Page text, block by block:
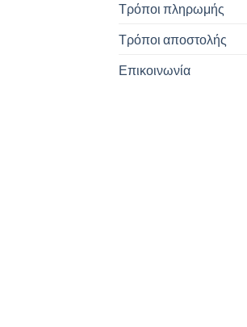
Τρόποι πληρωμής
Τρόποι αποστολής
Επικοινωνία